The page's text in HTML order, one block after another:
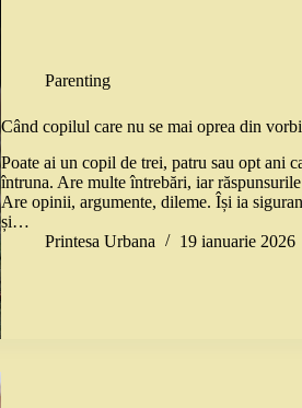
Parenting
Când copilul care nu se mai oprea din
Poate ai un copil de trei, patru sau opt ani
întruna. Are multe întrebări, iar
Are opinii, argumente, dileme. Își ia
și…
Printesa Urbana
19 ianuarie 2026